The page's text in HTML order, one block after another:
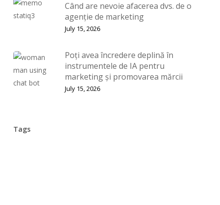
Când are nevoie afacerea dvs. de o
agenție de marketing
July 15, 2026
Poți avea încredere deplină în
instrumentele de IA pentru
marketing și promovarea mărcii
July 15, 2026
Tags